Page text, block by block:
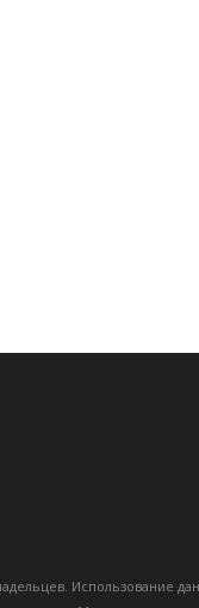
Использование